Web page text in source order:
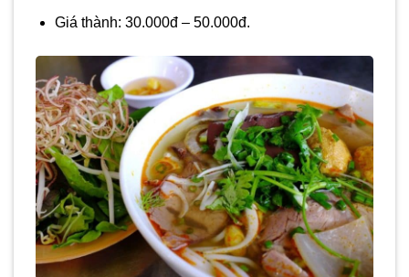
Giá thành: 30.000đ – 50.000đ.